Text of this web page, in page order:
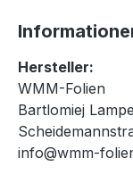
Hersteller:
WMM-Folien
Bartlomiej
info@wmm-